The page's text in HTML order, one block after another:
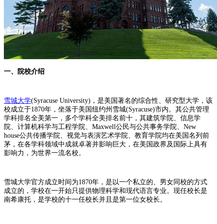
一、院校介绍
雪城大学(Syracuse University)，是美国著名的综合性、研究型大学，该
校成立于1870年，坐落于美国纽约州雪城(Syracuse)市内。其公共管理
学科排名全美第一，多个学科全美排名前十，其建筑学院、信息学
院、计算机科学与工程学院、Maxwell公民与公共事务学院、New
house公共传播学院、视觉与表演艺术学院、教育学院均在美国名列前
茅，在各学科领域中成就卓著并影响巨大，在美国政界及国际上具有
影响力，为世界一流名校。
雪城大学官方成立时间为1870年，是以一个私立的、男女同校的方式
成立的，学校在一开始只提供物理科学和现代语言专业。现任校长是
南希康托，是学校的十一任校长并且是第一位女校长。